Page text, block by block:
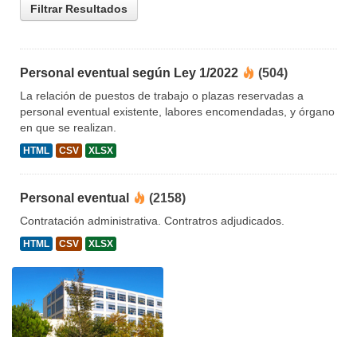
Filtrar Resultados
Personal eventual según Ley 1/2022 (504)
La relación de puestos de trabajo o plazas reservadas a
personal eventual existente, labores encomendadas, y órgano
en que se realizan.
HTML CSV XLSX
Personal eventual (2158)
Contratación administrativa. Contratros adjudicados.
HTML CSV XLSX